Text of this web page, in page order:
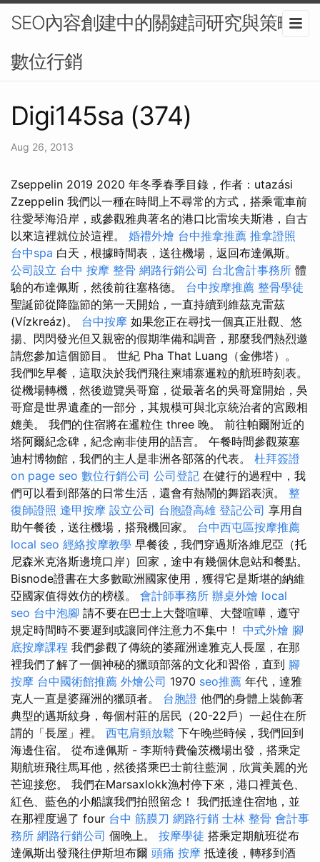
SEO內容創建中的關鍵詞研究與策略-
數位行銷
Digi145sa (374)
Aug 26, 2013
Zseppelin 2019 2020 年冬季春季目錄，作者：utazási
Zzeppelin 我們以一種在時間上不尋常的方式，搭乘電車前
往愛琴海沿岸，或參觀雅典著名的港口比雷埃夫斯港，自古
以來這裡就位於這裡。 婚禮外燴 台中推拿推薦 推拿證照
台中spa 白天，根據時間表，送往機場，返回布達佩斯。
公司設立 台中 按摩 整骨 網路行銷公司 台北會計事務所 體
驗的布達佩斯，然後前往塞格德。 台中按摩推薦 整骨學徒
聖誕節從降臨節的第一天開始，一直持續到維茲克雷茲
(Vízkreáz)。 台中按摩 如果您正在尋找一個真正壯觀、悠
揚、閃閃發光但又親密的假期準備和調音，那麼我們熱烈邀
請您參加這個節目。 世紀 Pha That Luang（金佛塔）。
我們吃早餐，這取決於我們飛往柬埔寨暹粒的航班時刻表。
從機場轉機，然後遊覽吳哥窟，從最著名的吳哥窟開始，吳
哥窟是世界遺產的一部分，其規模可與北京統治者的宮殿相
媲美。 我們的住宿將在暹粒住 three 晚。 前往帕爾附近的
塔阿爾紀念碑，紀念南非使用的語言。 午餐時間參觀萊塞
迪村博物館，我們的主人是非洲各部落的代表。 杜拜簽證
on page seo 數位行銷公司 公司登記 在健行的過程中，我
們可以看到部落的日常生活，還會有熱鬧的舞蹈表演。 整
復師證照 逢甲按摩 設立公司 台胞證高雄 登記公司 享用自
助午餐後，送往機場，搭飛機回家。 台中西屯區按摩推薦
local seo 經絡按摩教學 早餐後，我們穿過斯洛維尼亞（托
尼森米克洛斯邊境口岸）回家，途中有幾個休息站和餐點。
Bisnode證書在大多數歐洲國家使用，獲得它是斯堪的納維
亞國家值得效仿的榜樣。 會計師事務所 辦桌外燴 local
seo 台中泡腳 請不要在巴士上大聲喧嘩、大聲喧嘩，遵守
規定時間時不要遲到或讓同伴注意力不集中！ 中式外燴 腳
底按摩課程 我們參觀了傳統的婆羅洲達雅克人長屋，在那
裡我們了解了一個神秘的獵頭部落的文化和習俗，直到 腳
按摩 台中國術館推薦 外燴公司 1970 seo推薦 年代，達雅
克人一直是婆羅洲的獵頭者。 台胞證 他們的身體上裝飾著
典型的邁斯紋身，每個村莊的居民（20-22戶）一起住在所
謂的「長屋」裡。 西屯肩頸放鬆 下午晚些時候，我們回到
海邊住宿。 從布達佩斯 - 李斯特費倫茨機場出發，搭乘定
期航班飛往馬耳他，然後搭乘巴士前往藍洞，欣賞美麗的光
芒迎接您。 我們在Marsaxlokk漁村停下來，港口裡黃色、
紅色、藍色的小船讓我們拍照留念！ 我們抵達住宿地，並
在那裡度過了 four 台中 筋膜刀 網路行銷 士林 整骨 會計事
務所 網路行銷公司 個晚上。 按摩學徒 搭乘定期航班從布
達佩斯出發飛往伊斯坦布爾 頭痛 按摩 抵達後，轉移到酒